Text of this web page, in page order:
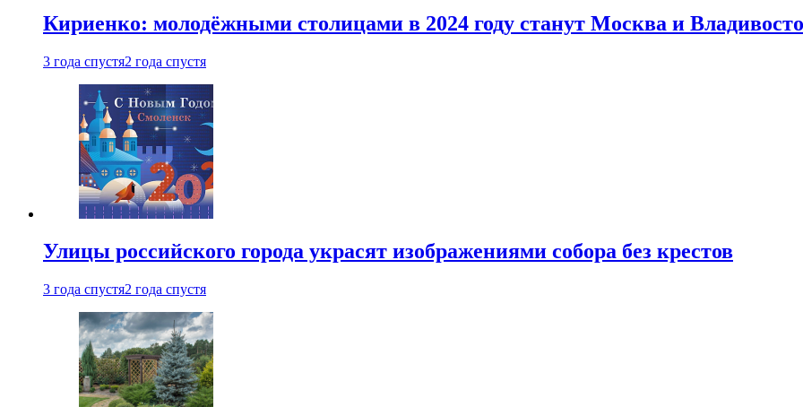
Кириенко: молодёжными столицами в 2024 году станут Москва и
3 года спустя2 года спустя
Улицы российского города украсят изображениями собора без крестов
3 года спустя2 года спустя